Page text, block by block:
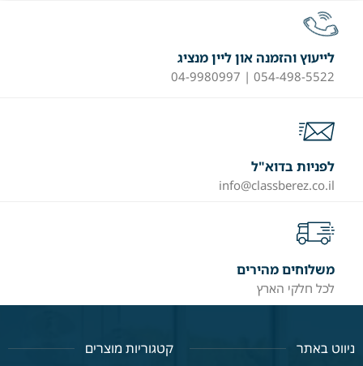
לייעוץ והזמנה און ליין מנציג
054-498-5522 | 04-9980997
לפניות בדוא"ל
info@classberez.co.il
משלוחים מהירים
לכל חלקי הארץ
ניווט באתר קטגוריות מוצרים